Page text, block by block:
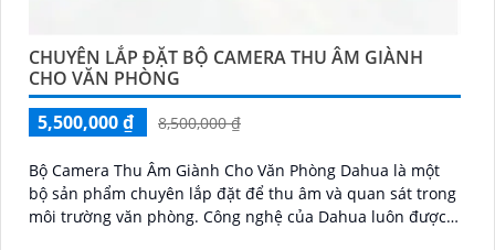
CHUYÊN LẮP ĐẶT BỘ CAMERA THU ÂM GIÀNH
CHO VĂN PHÒNG
5,500,000 ₫
8,500,000 ₫
Bộ Camera Thu Âm Giành Cho Văn Phòng Dahua là một
bộ sản phẩm chuyên lắp đặt để thu âm và quan sát trong
môi trường văn phòng. Công nghệ của Dahua luôn được